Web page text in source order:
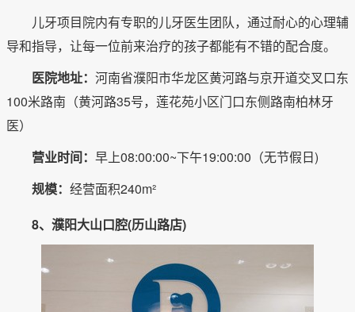
儿牙项目院内有专职的儿牙医生团队，通过耐心的心理辅
导和指导，让每一位前来治疗的孩子都能有不错的配合度。
医院地址： 河南省濮阳市华龙区黄河路与京开道交叉口东
100米路南（黄河路35号，莲花苑小区门口东侧路南柏林牙
医）
营业时间： 早上08:00:00~下午19:00:00（无节假日)
规模： 经营面积240m²
8、濮阳大山口腔(历山路店)